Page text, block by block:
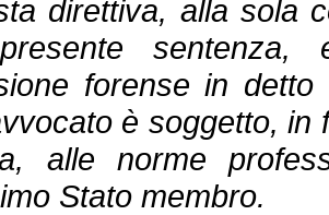
direttiva, alla sola
sentenza,
forense in
è soggetto, in
alle norme
Stato membro.